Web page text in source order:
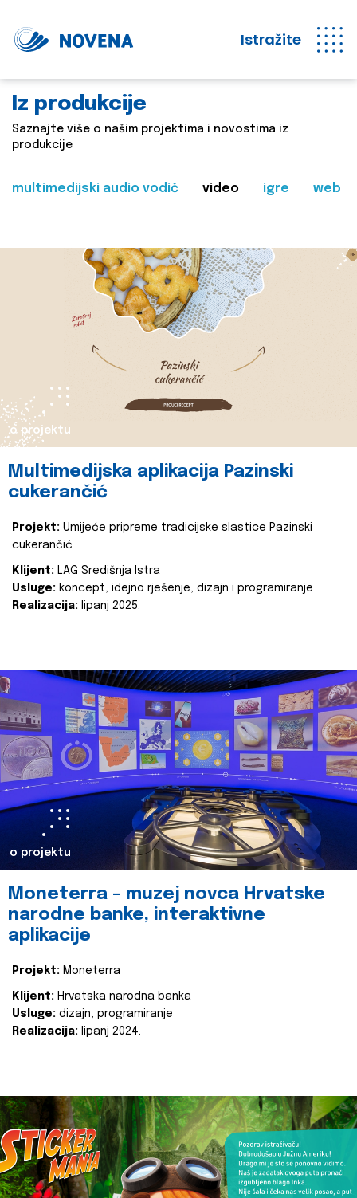
Istražite
Iz produkcije
Saznajte više o našim projektima i novostima iz
produkcije
multimedijski audio vodič video igre web
o projektu
Multimedijska aplikacija Pazinski
cukerančić
Projekt: Umijeće pripreme tradicijske slastice Pazinski
cukerančić
Klijent: LAG Središnja Istra
Usluge: koncept, idejno rješenje, dizajn i programiranje
Realizacija: lipanj 2025.
o projektu
Moneterra – muzej novca Hrvatske
narodne banke, interaktivne
aplikacije
Projekt: Moneterra
Klijent: Hrvatska narodna banka
Usluge: dizajn, programiranje
Realizacija: lipanj 2024.